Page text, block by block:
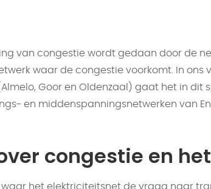
van congestie wordt gedaan door de
waar de congestie voorkomt. In ons
Goor en Oldenzaal) gaat het in dit
en middenspanningsnetwerken van
congestie en
het elektriciteitsnet de vraag naar